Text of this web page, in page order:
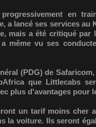
en
a lancé ses services au
mais a été critiqué par
même vu ses
(PDG) de
que Littlecabs
plus d'avantages pour
un tarif moins cher
la voiture. Ils seront